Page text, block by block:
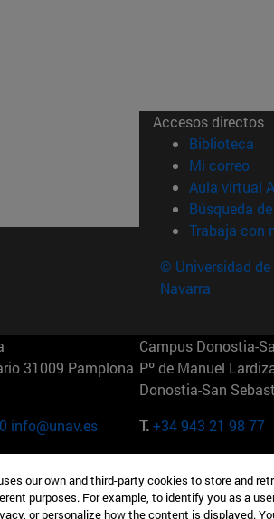
Accesos directos
Biblioteca
Mi correo
Aula virtual
Búsqueda
Trabaja con
© Universidad de
Navarra
31009 Pamplona
info@unav.es
Campus Donostia-
Pº de Manuel
Donostia-San
T.+34 943 21 98 77
3 28023
165 W 57th St
EE.UU
our own and third-party cookies to store and
purposes. For example, to identify you as a
or personalize how the content is displayed.